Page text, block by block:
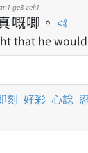
嘅
ge3
唧
zek1
。
that he
刻 好彩 心諗